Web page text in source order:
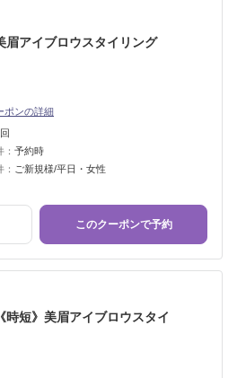
眉アイブロウスタイリング
ポンの詳細
予約時
ご新規様/平日・女性
このクーポンで予約
時短》美眉アイブロウスタイ